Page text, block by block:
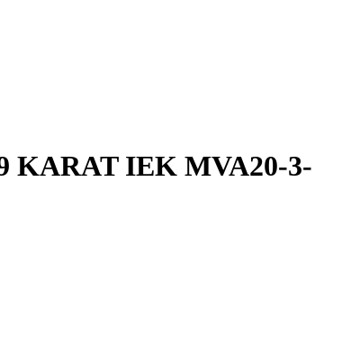
KARAT IEK MVA20-3-